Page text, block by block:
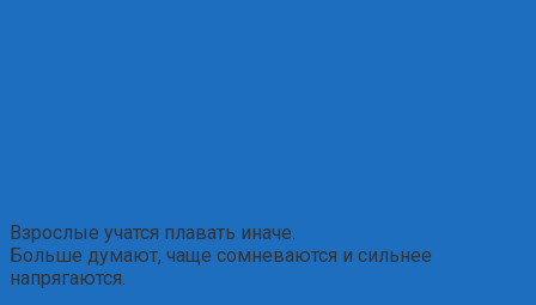
Взрослые учатся плавать иначе.
Больше думают, чаще сомневаются и сильнее
напрягаются.